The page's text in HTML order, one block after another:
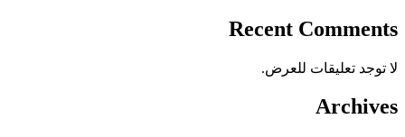
Recent Comments
لا توجد تعليقات للعرض.
Archives